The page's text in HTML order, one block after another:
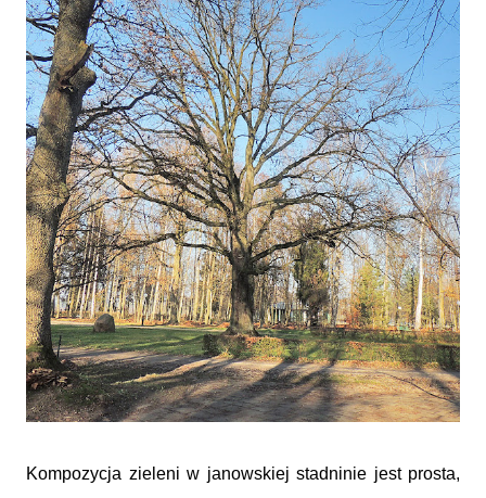
Kompozycja zieleni w janowskiej stadninie jest prosta,